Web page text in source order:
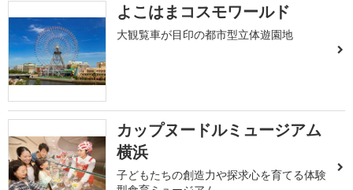
よこはまコスモワールド
大観覧車が目印の都市型立体遊園地
カップヌードルミュージアム
横浜
子どもたちの創造力や探求心を育てる体験